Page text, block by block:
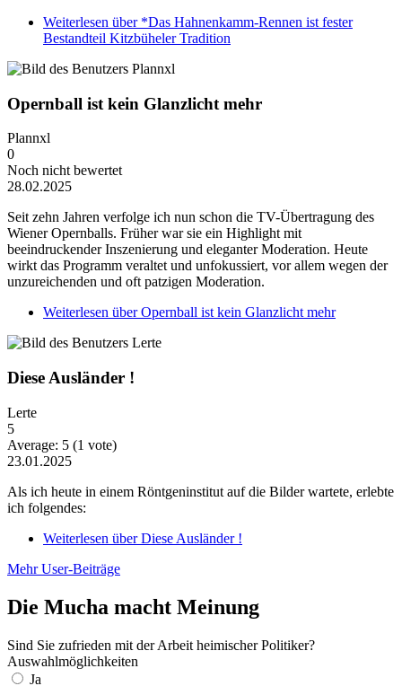
Weiterlesen über *Das Hahnenkamm-Rennen ist fester
Bestandteil Kitzbüheler Tradition
Opernball ist kein Glanzlicht mehr
Plannxl
0
Noch nicht bewertet
28.02.2025
Seit zehn Jahren verfolge ich nun schon die TV-Übertragung des
Wiener Opernballs. Früher war sie ein Highlight mit
beeindruckender Inszenierung und eleganter Moderation. Heute
wirkt das Programm veraltet und unfokussiert, vor allem wegen der
unzureichenden und oft patzigen Moderation.
Weiterlesen über Opernball ist kein Glanzlicht mehr
Diese Ausländer !
Lerte
5
Average: 5 (1 vote)
23.01.2025
Als ich heute in einem Röntgeninstitut auf die Bilder wartete, erlebte
ich folgendes:
Weiterlesen über Diese Ausländer !
Mehr User-Beiträge
Die Mucha macht Meinung
Sind Sie zufrieden mit der Arbeit heimischer Politiker?
Auswahlmöglichkeiten
Ja